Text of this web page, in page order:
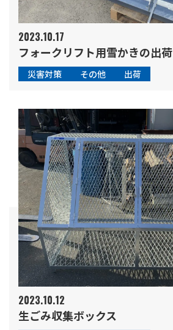
2023.10.17
フォークリフト用雪かきの出荷
災害対策 その他 出荷
2023.10.12
生ごみ収集ボックス